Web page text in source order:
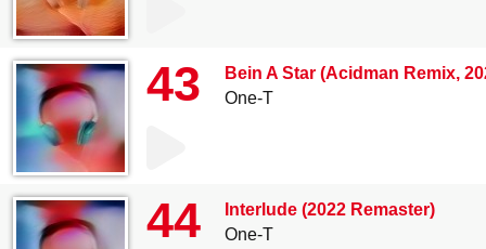
43
Bein A Star (Acidman Remix,
One-T
44
Interlude (2022 Remaster)
One-T